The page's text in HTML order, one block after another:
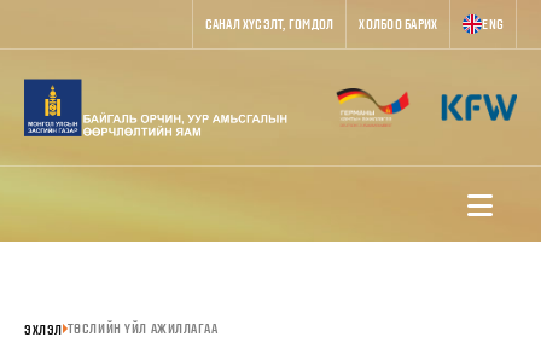
САНАЛ ХҮСЭЛТ, ГОМДОЛ ХОЛБОО БАРИХ ENG
ЭХЛЭЛ ТӨСЛИЙН ҮЙЛ АЖИЛЛАГАА